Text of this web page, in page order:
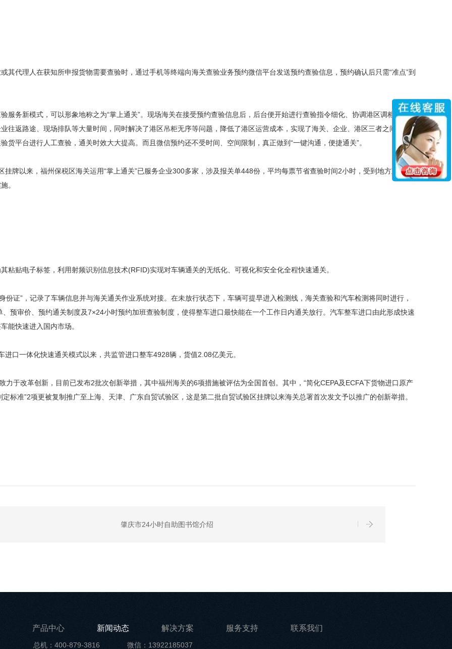
理人在获知所申报货物需要查验时，通过手机等终端向海关查验业务预约微信平台发送预约查验信息，预约确认后只需“准点”到
新模式，可以形象地称之为“掌上通关”。现场海关在接受预约查验信息后，后台便开始进行查验指令细化、协调港区调柜、机检
往返路途、现场排队等大量时间，同时解决了港区吊柜无序等问题，降低了港区运营成本，实现了海关、企业、港区三者之间的无
平台进行人工查验，通关时效大大提高。而且微信预约还不受时间、空间限制，真正做到“一键沟通，便捷通关”。
以来，福州保税区海关运用“掌上通关”已服务企业300多家，涉及报关单448份，平均每票节省查验时间2小时，受到地方政府和
。
电子标签，利用射频识别信息技术(RFID)实现对车辆通关的无纸化、可视化和安全化全程快速通关。
”，记录了车辆信息并与海关通关作业系统对接。在未放行状态下，车辆可提早进入检测线，海关查验和汽车检测将同时进行，
预审价、预约通关制度及7×24小时预约加班查验制度，使得整车进口最快能在一个工作日内通关放行。汽车整车进口由此形成快速
能快速进入国内市场。
一体化快速通关模式以来，共监管进口整车4928辆，货值2.08亿美元。
改革创新，目前已发布2批次创新举措，其中福州海关的6项措施被评估为全国首创。其中，“简化CEPA及ECFA下货物进口原产
标准”2项更被复制推广至上海、天津、广东自贸试验区，这是第二批自贸试验区挂牌以来海关总署首次发文予以推广的创新举措。
肇庆市24小时自助图书馆介绍
产品中心 新闻动态 解决方案 服务支持 联系我们
总机：400-879-3816 微信：13922185037